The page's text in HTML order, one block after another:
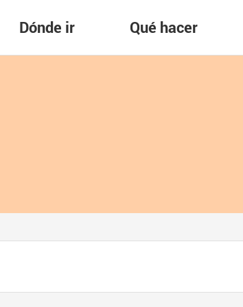
Dónde ir Qué hacer